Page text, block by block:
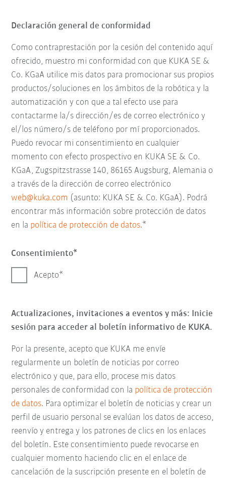
Declaración general de conformidad
Como contraprestación por la cesión del contenido aquí
ofrecido, muestro mi conformidad con que KUKA SE &
Co. KGaA utilice mis datos para promocionar sus propios
productos/soluciones en los ámbitos de la robótica y la
automatización y con que a tal efecto use para
contactarme la/s dirección/es de correo electrónico y
el/los número/s de teléfono por mí proporcionados.
Puedo revocar mi consentimiento en cualquier
momento con efecto prospectivo en KUKA SE & Co.
KGaA, Zugspitzstrasse 140, 86165 Augsburg, Alemania o
a través de la dirección de correo electrónico
web@kuka.com (asunto: KUKA SE & Co. KGaA). Podrá
encontrar más información sobre protección de datos
en la política de protección de datos.*
Consentimiento
Acepto
Actualizaciones, invitaciones a eventos y más: Inicie
sesión para acceder al boletín informativo de KUKA.
Por la presente, acepto que KUKA me envíe
regularmente un boletín de noticias por correo
electrónico y que, para ello, procese mis datos
personales de conformidad con la política de protección
de datos. Para optimizar el boletín de noticias y crear un
perfil de usuario personal se evalúan los datos de acceso,
reenvío y entrega y los patrones de clics en los enlaces
del boletín. Este consentimiento puede revocarse en
cualquier momento haciendo clic en el enlace de
cancelación de la suscripción presente en el boletín de